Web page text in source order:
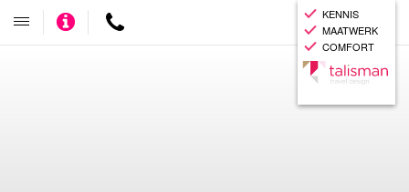
KENNIS
MAATWERK
COMFORT
Toggle
navigatie
Adviseer Contact